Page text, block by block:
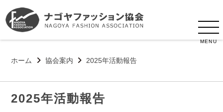
MENU
ホーム 協会案内 2025年活動報告
2025年活動報告